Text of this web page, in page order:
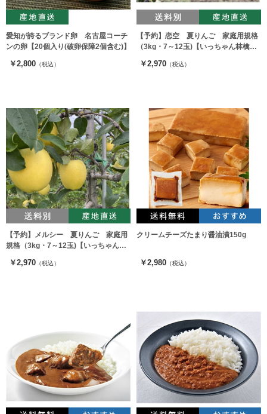
愛知が誇るブランド卵 名古屋コーチ
ンの卵【20個入り(破卵保障2個含む)】
￥2,800 （税込）
【予約】恋空 夏りんご 家庭用規格
（3kg・7～12玉)【いっちゃん林檎農
￥2,970 （税込）
【予約】メルシー 夏りんご 家庭用
規格（3kg・7～12玉)【いっちゃん林
旬￥2,970 （税込）
クリームチーズたまり醤油漬150g
￥2,980 （税込）